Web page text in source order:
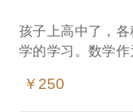
孩子上高中了，
学的学习。数学
响了所有理科的
￥250